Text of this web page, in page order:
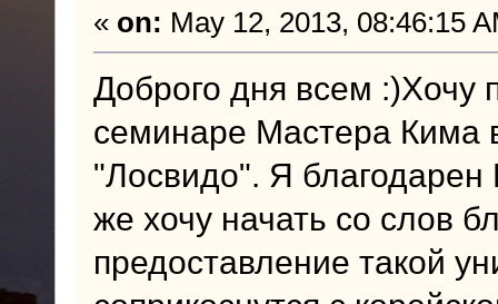
« on: May 12, 2013, 08:46:15
Доброго дня всем :)Хочу
семинаре Мастера Кима
"Лосвидо". Я благодарен
же хочу начать со слов
предоставление такой